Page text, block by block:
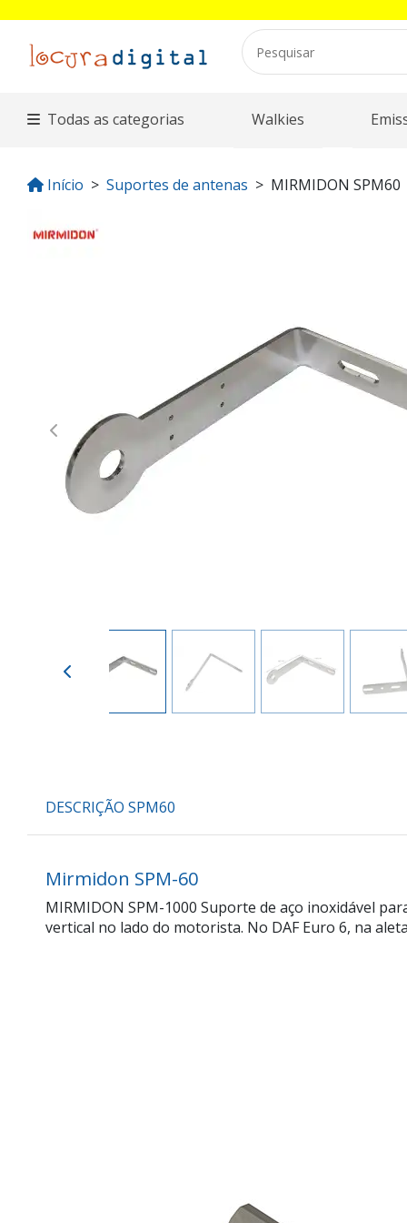
Todas as categorias Walkies
Início Suportes de antenas MIRMIDON SPM60
Previous
DESCRIÇÃO SPM60
Mirmidon SPM-60
MIRMIDON SPM-1000 Suporte de aço inoxidável
vertical no lado do motorista. No DAF Euro 6, na